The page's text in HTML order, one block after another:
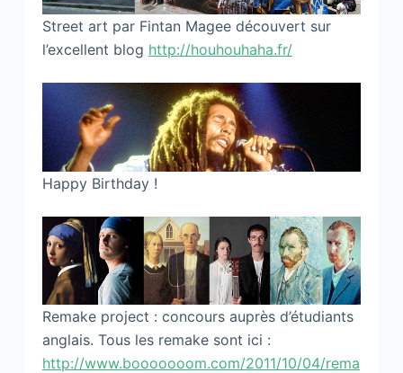
Street art par Fintan Magee découvert sur
l’excellent blog http://houhouhaha.fr/
Happy Birthday !
Remake project : concours auprès d’étudiants
anglais. Tous les remake sont ici :
http://www.booooooom.com/2011/10/04/rema